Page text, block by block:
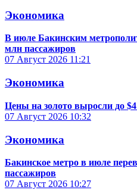
Экономика
В июле Бакинским
млн пассажиров
07 Август 2026 11:21
Экономика
Цены на золото выросли до
07 Август 2026 10:32
Экономика
Бакинское метро в июле
пассажиров
07 Август 2026 10:27